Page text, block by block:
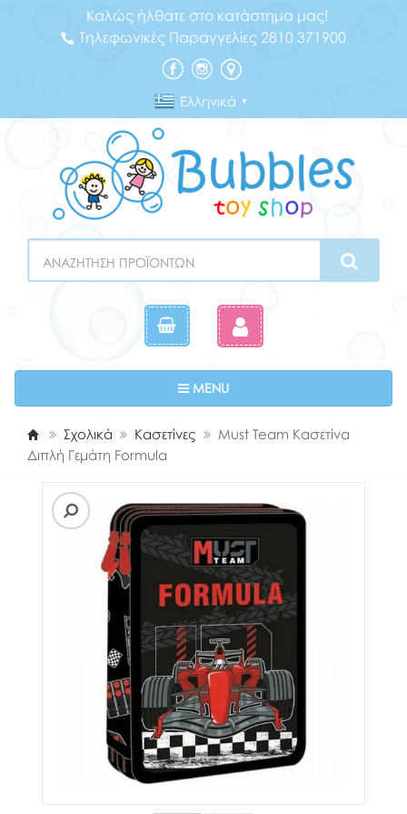
Καλώς ήλθατε στο κατάστημα μας!
Τηλεφωνικές Παραγγελίες 2810 371900
Ελληνικά ▼
MENUToggle navigation
Σχολικά Κασετίνες
Must Team Κασετίνα
Διπλή Γεμάτη Formula